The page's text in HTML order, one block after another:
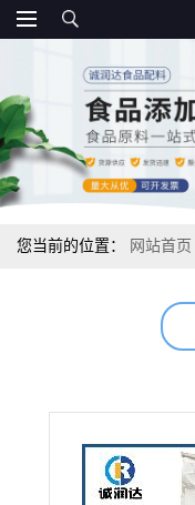
您当前的位置： 网站首页